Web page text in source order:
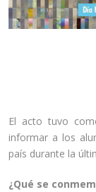
El acto tuvo
informar a los
país durante la
¿Qué se